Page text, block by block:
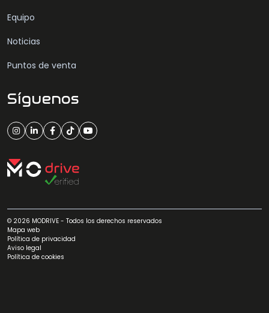
Equipo
Noticias
Puntos de venta
Síguenos
© 2026 MODRIVE - Todos los derechos reservados
Mapa web
Política de privacidad
Aviso legal
Política de cookies